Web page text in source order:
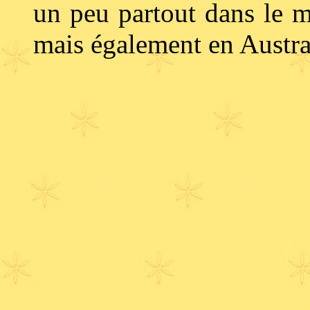
un peu partout dans le
mais également en